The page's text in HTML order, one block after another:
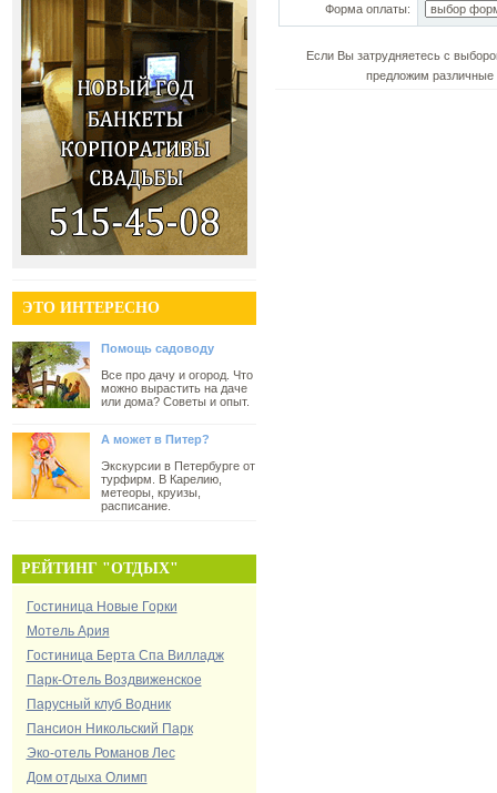
ЭТО ИНТЕРЕСНО
Помощь садоводу
Все про дачу и огород. Что
можно вырастить на даче
или дома? Советы и опыт.
А может в Питер?
Экскурсии в Петербурге от
турфирм. В Карелию,
метеоры, круизы,
расписание.
РЕЙТИНГ "ОТДЫХ"
Гостиница Новые Горки
Мотель Ария
Гостиница Берта Спа Вилладж
Парк-Отель Воздвиженское
Парусный клуб Водник
Пансион Никольский Парк
Эко-отель Романов Лес
Дом отдыха Олимп
Форма оплаты:
Если Вы затрудняетесь с
предложим различные